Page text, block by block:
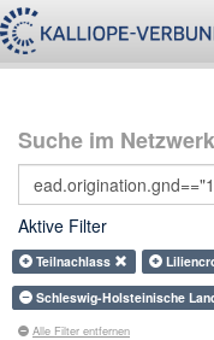
Suche im Netzwerk
Aktive Filter
Teilnachlass
Schleswig-Holsteinische
Alle Filter entfernen